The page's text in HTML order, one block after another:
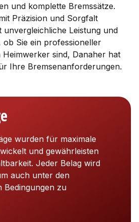
und komplette Bremssätze.
Präzision und Sorgfalt
unvergleichliche Leistung und
ob Sie ein professioneller
sind, Danaher hat
Ihre Bremsenanforderungen.
wurden für maximale
und gewährleisten
Jeder Belag wird
auch unter den
Bedingungen zu